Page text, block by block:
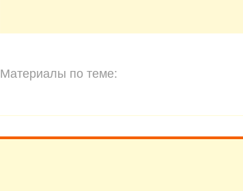
Материалы по теме: